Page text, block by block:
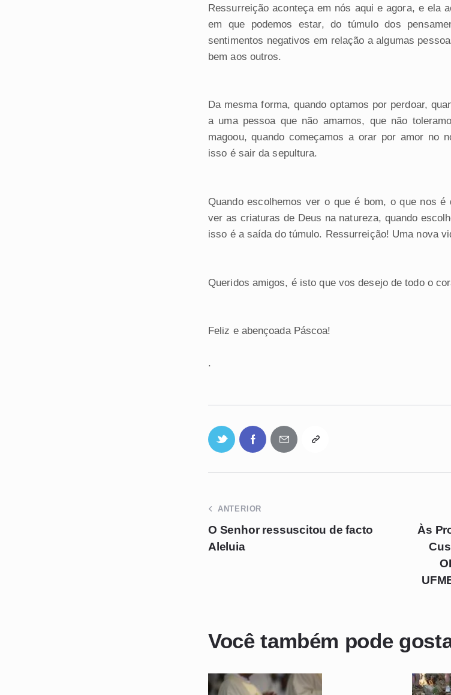
Ressurreição aconteça em nós aqui e agora, e ela
em que podemos estar, do túmulo dos
sentimentos negativos em relação a algumas
bem aos outros.
Da mesma forma, quando optamos por perdoar,
a uma pessoa que não amamos, que não
magoou, quando começamos a orar por amor no
isso é sair da sepultura.
Quando escolhemos ver o que é bom, o que nos
ver as criaturas de Deus na natureza, quando
isso é a saída do túmulo. Ressurreição! Uma nova
Queridos amigos, é isto que vos desejo de todo o
Feliz e abençoada Páscoa!
.
ANTERIOR
O Senhor ressuscitou de facto
Aleluia
Às
Você também pode